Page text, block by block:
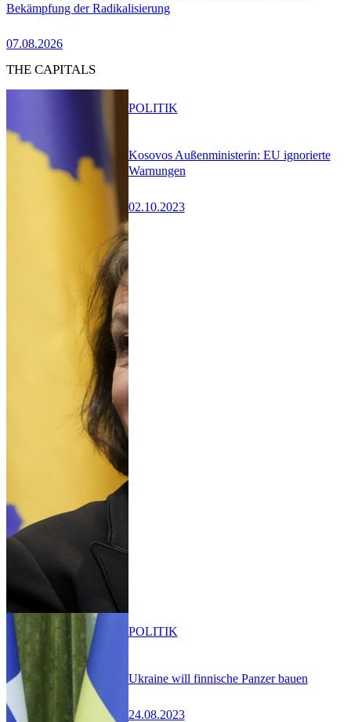
Bekämpfung der Radikalisierung
07.08.2026
THE CAPITALS
Kosovos Außenministerin: EU ignorierte
Warnungen
02.10.2023
POLITIK
Ukraine will finnische Panzer bauen
24.08.2023
POLITIK